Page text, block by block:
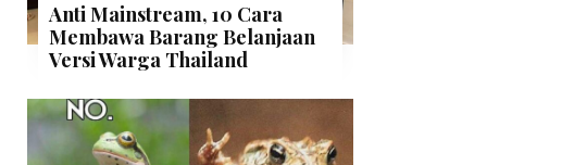
Anti Mainstream, 10 Cara
Membawa Barang Belanjaan
Versi Warga Thailand